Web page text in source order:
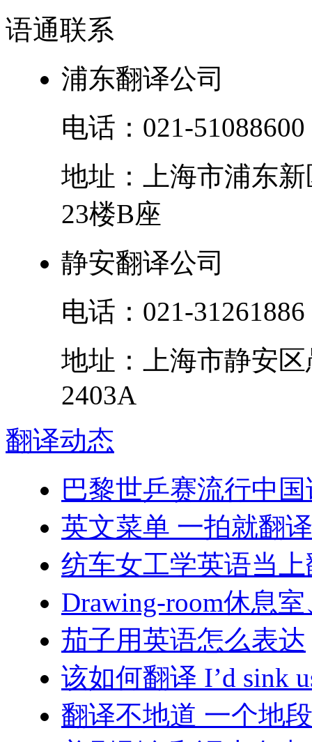
语通联系
浦东翻译公司
电话： 021-51088600
地址：
上海市浦东新
23楼B座
静安翻译公司
电话： 021-31261886
地址：
上海市静安区
2403A
翻译动态
巴黎世乒赛流行中
英文菜单 一拍就翻译
纺车女工学英语当
Drawing-room休息
茄子用英语怎么表达
该如何翻译 I’d sink
翻译不地道 一个地